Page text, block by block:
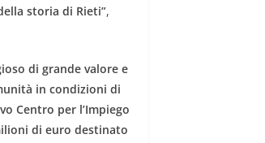
storia di Rieti”,
di grande valore e
in condizioni di
Centro per l’Impiego
di euro destinato